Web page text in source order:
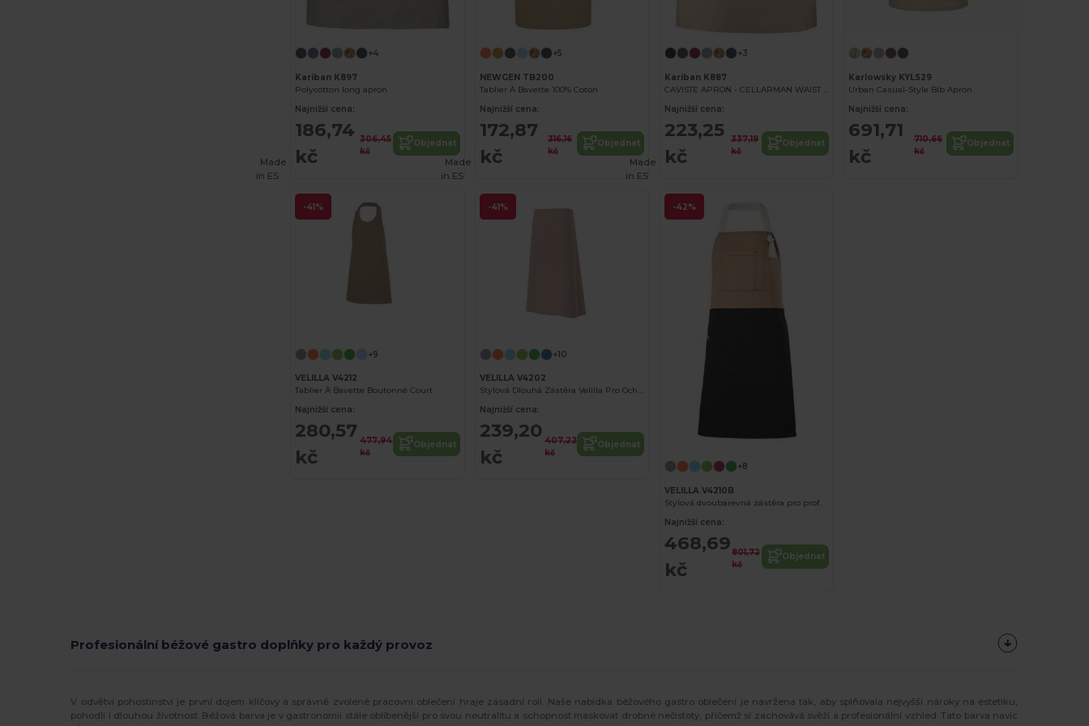
+4
Kariban K897
Polycotton long apron
Najnižší cena:
186,74
kč
306,45
kč
Objednat
+5
NEWGEN TB200
Tablier À Bavette 100% Coton
Najnižší cena:
172,87
kč
316,16
kč
Objednat
+3
Kariban K887
CAVISTE APRON - CELLARMAN WAIST APRON
Najnižší cena:
223,25
kč
337,19
kč
Objednat
Karlowsky KYLS29
Urban Casual-Style Bib Apron
Najnižší cena:
691,71
kč
710,66
kč
Objednat
-41%
Made
in ES
+9
VELILLA V4212
Tablier À Bavette Boutonné Court
Najnižší cena:
280,57
kč
477,94
kč
Objednat
-41%
Made
in ES
+10
VELILLA V4202
Stylová Dlouhá Zástěra Velilla Pro Ochranu
Najnižší cena:
239,20
kč
407,22
kč
Objednat
-42%
Made
in ES
+8
VELILLA V4210B
Stylová dvoubarevná zástěra pro profesionály
Najnižší cena:
468,69
kč
801,72
kč
Objednat
Profesionální béžové gastro doplňky pro každý provoz
V odvětví pohostinství je první dojem klíčový a správně zvolené pracovní oblečení hraje zásadní roli. Naše nabídka béžového gastro oblečení je navržena tak, aby splňovala nejvyšší nároky na estetiku,
pohodlí i dlouhou životnost. Béžová barva je v gastronomii stále oblíbenější pro svou neutralitu a schopnost maskovat drobné nečistoty, přičemž si zachovává svěží a profesionální vzhled. Tato barva navíc